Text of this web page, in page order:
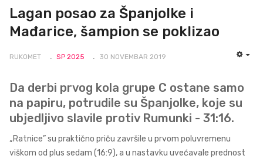
Lagan posao za Španjolke i
Mađarice, šampion se poklizao
RUKOMET SP 2025 30 NOVEMBAR 2019
Da derbi prvog kola grupe C ostane samo
na papiru, potrudile su Španjolke, koje su
ubjedljivo slavile protiv Rumunki - 31:16.
„Ratnice” su praktično priču završile u prvom poluvremenu
viškom od plus sedam (16:9), a u nastavku uvećavale prednost